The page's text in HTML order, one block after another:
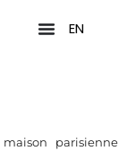
EN
parisienne